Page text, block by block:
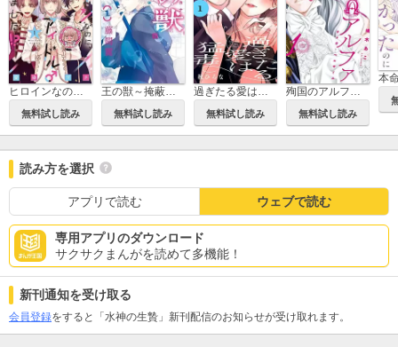
無料試し読み 無料試し読み 無料試し読み 無料試し読み
読み方を選択
アプリで読む ウェブで読む
専用アプリのダウンロード
サクサクまんがを読めて多機能！
新刊通知を受け取る
会員登録をすると「水神の生贄」新刊配信のお知らせが受け取れます。